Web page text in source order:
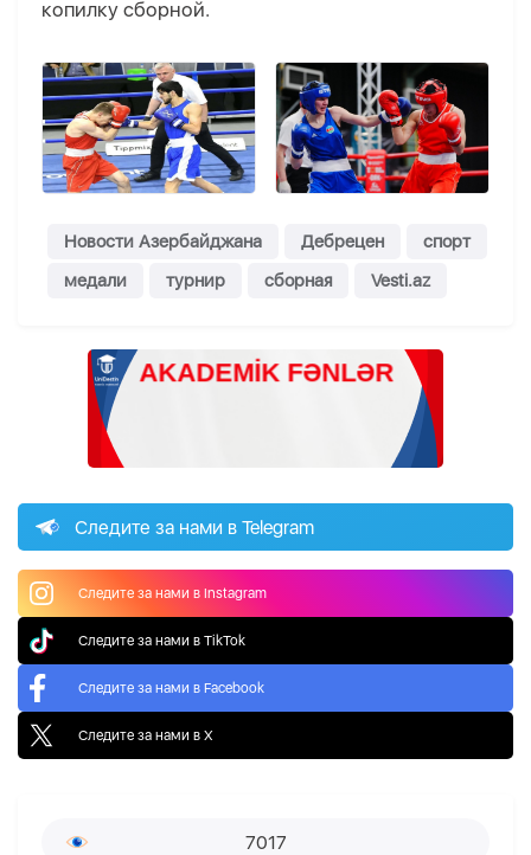
копилку сборной.
Новости Азербайджана Дебрецен
спорт
медали
турнир сборная Vesti.az
Следите за нами в Telegram
Следите за нами в Instagram
Следите за нами в TikTok
Следите за нами в Facebook
Следите за нами в X
7017